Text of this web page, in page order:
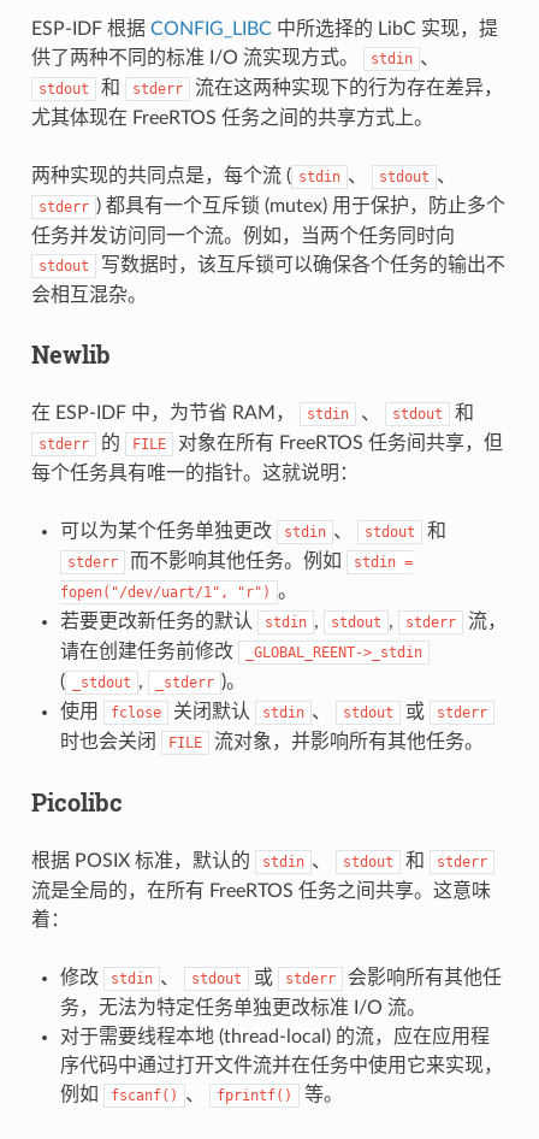
ESP-IDF 根据 CONFIG_LIBC中所选择的 LibC 实现，提
供了两种不同的标准 I/O 流实现方式。
stdin 、
stdout 和 stderr
流在这两种实现下的行为存在差异，
尤其体现在 FreeRTOS 任务之间的共享方式上。
两种实现的共同点是，每个流 ( stdin 、 stdout 、
stderr ) 都具有一个互斥锁 (mutex) 用于保护，防止多个
任务并发访问同一个流。例如，当两个任务同时向
stdout
写数据时，该互斥锁可以确保各个任务的输出不
会相互混杂。
Newlib
在 ESP-IDF 中，为节省 RAM， stdin 、 stdout 和
stderr 的 FILE
对象在所有 FreeRTOS 任务间共享，但
每个任务具有唯一的指针。这就说明：
可以为某个任务单独更改 stdin 、 stdout 和
stderr 而不影响其他任务。例如 stdin =
fopen("/dev/uart/1",
"r") 。
若要更改新任务的默认
stdin , stdout , stderr
流，
请在创建任务前修改
_GLOBAL_REENT->_stdin
( _stdout , _stderr )。
使用
fclose 关闭默认 stdin 、 stdout 或 stderr
时也会关闭 FILE 流对象，并影响所有其他任务。
Picolibc
根据 POSIX 标准，默认的 stdin 、 stdout 和 stderr
流是全局的，在所有 FreeRTOS 任务之间共享。这意味
着：
修改 stdin 、 stdout 或 stderr
会影响所有其他任
务，无法为特定任务单独更改标准 I/O 流。
对于需要线程本地 (thread-local) 的流，应在应用程
序代码中通过打开文件流并在任务中使用它来实现，
例如
fscanf() 、 fprintf() 等。